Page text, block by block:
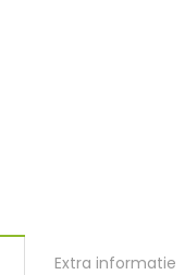
Extra informatie